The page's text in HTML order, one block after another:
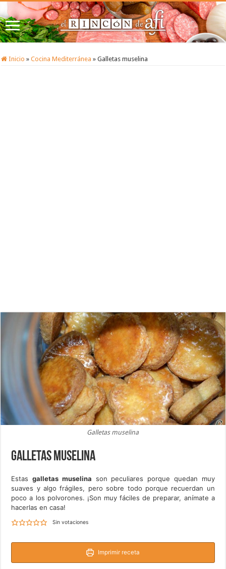
Inicio » Cocina Mediterránea » Galletas muselina
Galletas muselina
Galletas muselina
Estasgalletas muselina son peculiares porque quedan muy
suaves y algo frágiles, pero sobre todo porque recuerdan un
poco a los polvorones. ¡Son muy fáciles de preparar, anímate a
hacerlas en casa!
Sin votaciones
Imprimir receta